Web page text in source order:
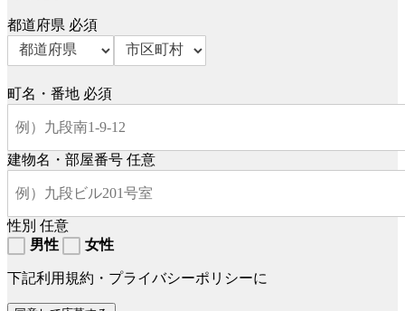
都道府県 必須
町名・番地 必須
建物名・部屋番号 任意
性別 任意
男性
女性
下記利用規約・プライバシーポリシーに